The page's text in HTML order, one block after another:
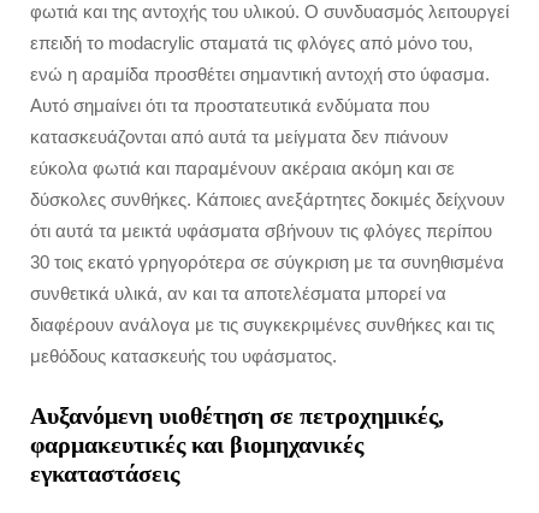
φωτιά και της αντοχής του υλικού. Ο συνδυασμός λειτουργεί
επειδή το modacrylic σταματά τις φλόγες από μόνο του,
ενώ η αραμίδα προσθέτει σημαντική αντοχή στο ύφασμα.
Αυτό σημαίνει ότι τα προστατευτικά ενδύματα που
κατασκευάζονται από αυτά τα μείγματα δεν πιάνουν
εύκολα φωτιά και παραμένουν ακέραια ακόμη και σε
δύσκολες συνθήκες. Κάποιες ανεξάρτητες δοκιμές δείχνουν
ότι αυτά τα μεικτά υφάσματα σβήνουν τις φλόγες περίπου
30 τοις εκατό γρηγορότερα σε σύγκριση με τα συνηθισμένα
συνθετικά υλικά, αν και τα αποτελέσματα μπορεί να
διαφέρουν ανάλογα με τις συγκεκριμένες συνθήκες και τις
μεθόδους κατασκευής του υφάσματος.
Αυξανόμενη υιοθέτηση σε πετροχημικές,
φαρμακευτικές και βιομηχανικές
εγκαταστάσεις